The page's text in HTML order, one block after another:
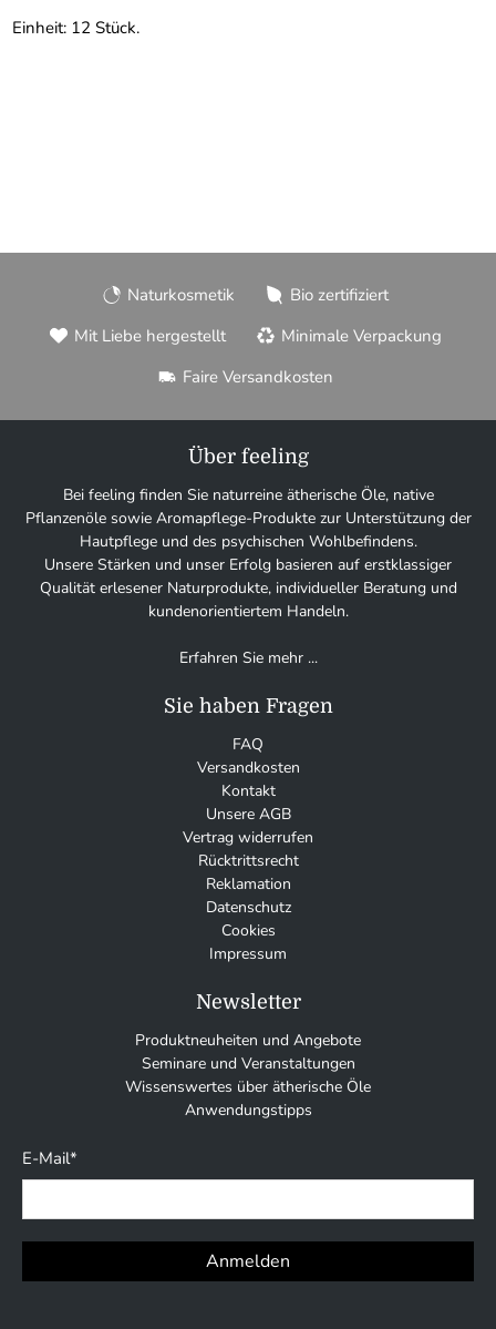
Einheit: 12 Stück.
Naturkosmetik
Bio zertifiziert
Mit Liebe hergestellt
Minimale Verpackung
Faire Versandkosten
Über feeling
Bei feeling finden Sie naturreine ätherische Öle, native
Pflanzenöle sowie Aromapflege-Produkte zur Unterstützung der
Hautpflege und des psychischen Wohlbefindens.
Unsere Stärken und unser Erfolg basieren auf erstklassiger
Qualität erlesener Naturprodukte, individueller Beratung und
kundenorientiertem Handeln.
Erfahren Sie mehr ...
Sie haben Fragen
FAQ
Versandkosten
Kontakt
Unsere AGB
Vertrag widerrufen
Rücktrittsrecht
Reklamation
Datenschutz
Cookies
Impressum
Newsletter
Produktneuheiten und Angebote
Seminare und Veranstaltungen
Wissenswertes über ätherische Öle
Anwendungstipps
E-Mail*
Anmelden